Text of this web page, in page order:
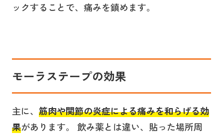
ックすることで、痛みを鎮めます。
モーラステープの効果
主に、 筋肉や関節の炎症による痛みを和らげる効
果があります。 飲み薬とは違い、貼った場所周